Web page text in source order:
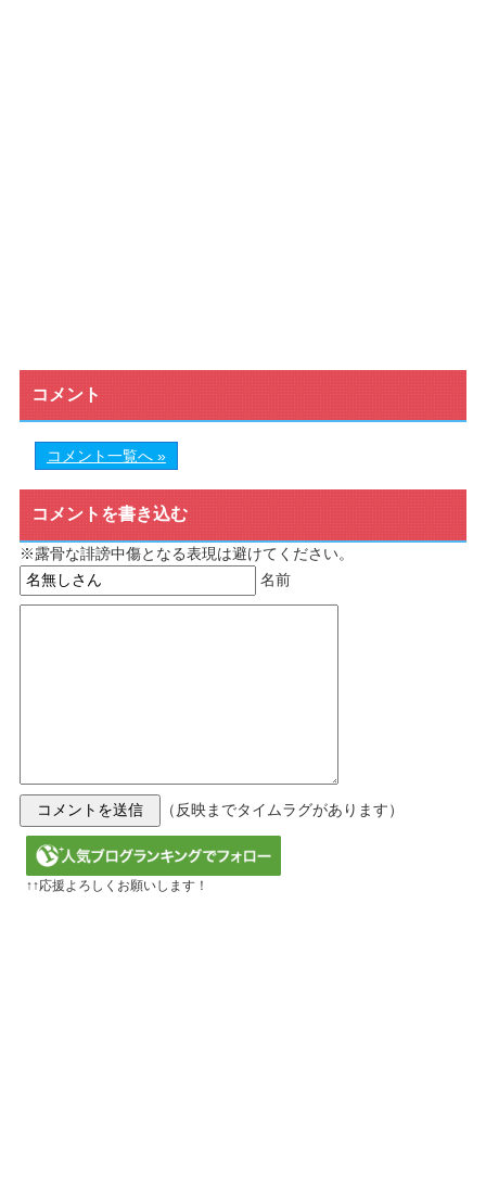
コメント
コメント一覧へ »
コメントを書き込む
※露骨な誹謗中傷となる表現は避けてください。
名前
（反映までタイムラグがあります）
↑↑応援よろしくお願いします！